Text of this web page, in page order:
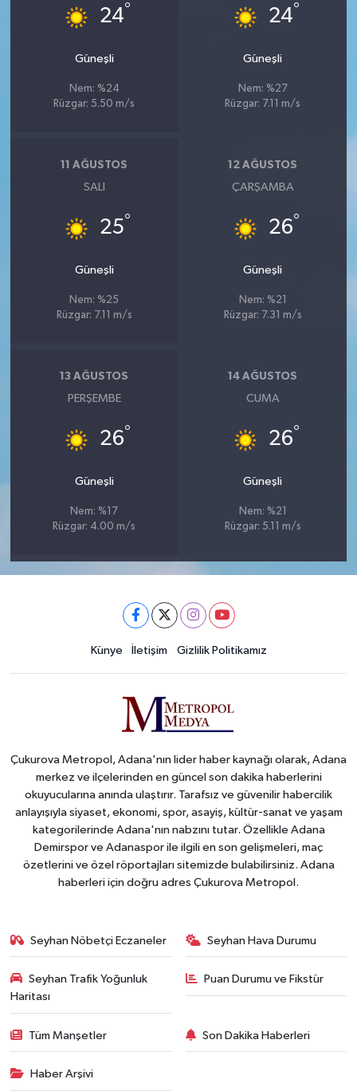
24°
Güneşli
Nem: %24
Rüzgar: 5.50 m/s
24°
Güneşli
Nem: %27
Rüzgar: 7.11 m/s
11 AĞUSTOS
SALI
25°
Güneşli
Nem: %25
Rüzgar: 7.11 m/s
12 AĞUSTOS
ÇARŞAMBA
26°
Güneşli
Nem: %21
Rüzgar: 7.31 m/s
13 AĞUSTOS
PERŞEMBE
26°
Güneşli
Nem: %17
Rüzgar: 4.00 m/s
14 AĞUSTOS
CUMA
26°
Güneşli
Nem: %21
Rüzgar: 5.11 m/s
Künye İletişim Gizlilik Politikamız
Çukurova Metropol, Adana'nın lider haber kaynağı olarak, Adana
merkez ve ilçelerinden en güncel son dakika haberlerini
okuyucularına anında ulaştırır. Tarafsız ve güvenilir habercilik
anlayışıyla siyaset, ekonomi, spor, asayiş, kültür-sanat ve yaşam
kategorilerinde Adana'nın nabzını tutar. Özellikle Adana
Demirspor ve Adanaspor ile ilgili en son gelişmeleri, maç
özetlerini ve özel röportajları sitemizde bulabilirsiniz. Adana
haberleri için doğru adres Çukurova Metropol.
Seyhan Nöbetçi Eczaneler Seyhan Hava Durumu
Seyhan Trafik Yoğunluk
Haritası
Puan Durumu ve Fikstür
Tüm Manşetler Son Dakika Haberleri
Haber Arşivi